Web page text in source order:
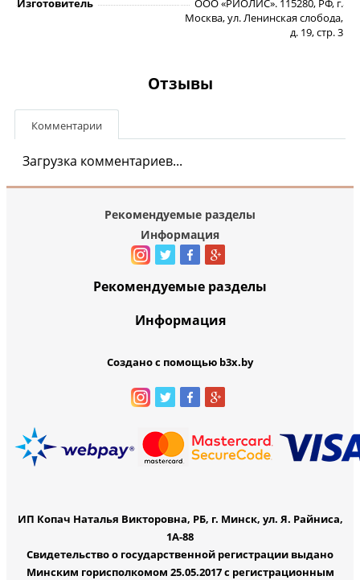
Изготовитель
ООО «РИОЛИС». 115280, РФ, г.
Москва, ул. Ленинская слобода,
д. 19, стр. 3
Отзывы
Комментарии
Загрузка комментариев...
Рекомендуемые разделы
Информация
Рекомендуемые разделы
Информация
Создано с помощью b3x.by
ИП Копач Наталья Викторовна, РБ, г. Минск, ул. Я. Райниса,
1А-88
Свидетельство о государственной регистрации выдано
Минским горисполкомом 25.05.2017 с регистрационным